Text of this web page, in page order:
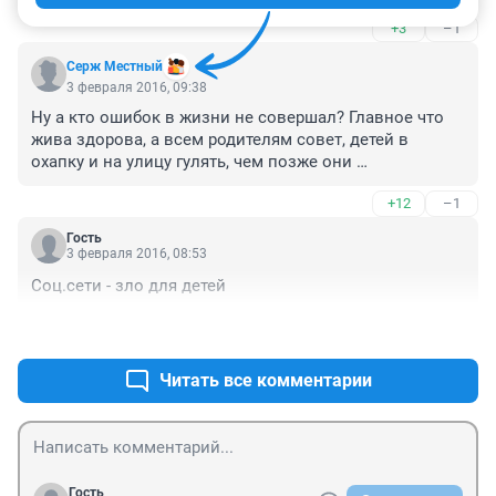
+3 –1
Серж Местный
3 февраля 2016, 09:38
Ну а кто ошибок в жизни не совершал? Главное что
жива здорова, а всем родителям совет, детей в
охапку и на улицу гулять, чем позже они
+12 –1
Гость
3 февраля 2016, 08:53
Соц.сети - зло для детей
Читать все комментарии
Гость